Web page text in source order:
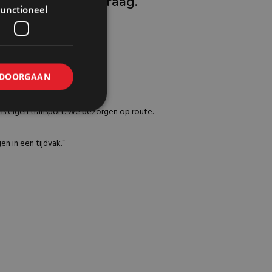
eigen transport. We bezorgen op route.
in een tijdvak.“
DOORGAAN